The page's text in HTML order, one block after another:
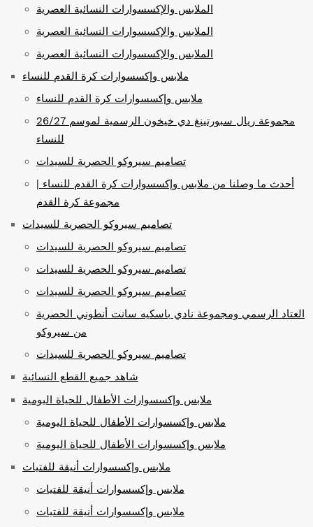
الملابس والإكسسوارات النسائية العصرية
الملابس والإكسسوارات النسائية العصرية
الملابس والإكسسوارات النسائية العصرية
ملابس وإكسسوارات كرة القدم للنساء
ملابس وإكسسوارات كرة القدم للنساء
مجموعة ريال سبورتينغ دي خيخون الرسمية لموسم 26/27
للنساء
تصاميم سيروكو الحصرية للسيدات
أحدث ما وصلنا من ملابس وإكسسوارات كرة القدم للنساء |
مجموعة كرة القدم
تصاميم سيروكو الحصرية للسيدات
تصاميم سيروكو الحصرية للسيدات
تصاميم سيروكو الحصرية للسيدات
تصاميم سيروكو الحصرية للسيدات
العتاد الرسمي ومجموعة نادي باسكيه سانت أنطوني الحصرية
من سيروكو
تصاميم سيروكو الحصرية للسيدات
شاهد جميع القطع النسائية
ملابس وإكسسوارات الأطفال للحياة اليومية
ملابس وإكسسوارات الأطفال للحياة اليومية
ملابس وإكسسوارات الأطفال للحياة اليومية
ملابس وإكسسوارات أنيقة للفتيات
ملابس وإكسسوارات أنيقة للفتيات
ملابس وإكسسوارات أنيقة للفتيات